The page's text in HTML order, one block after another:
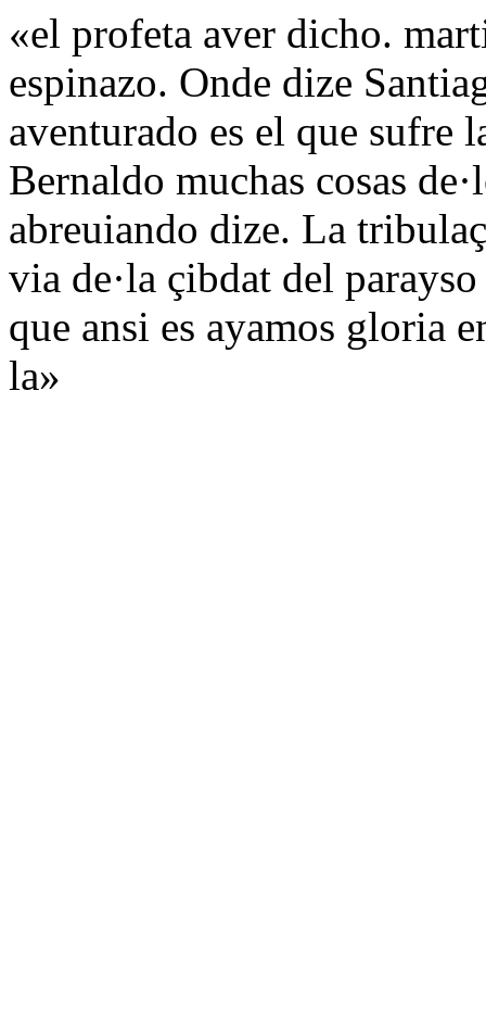
«el profeta aver dicho.
espinazo. Onde dize
aventurado es el que sufre
Bernaldo muchas cosas
abreuiando dize. La
via de·la çibdat del
que ansi es ayamos gloria
la»